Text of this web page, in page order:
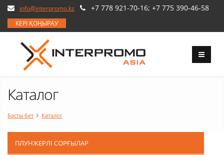
info@interpromo.kz +7 778 921-70-16; +7 775 390-46-58
КЕРІ ҚОҢЫРАУ
Каталог
Басты бет Каталог
ПЛУНЖЕРЛІ СОРҒЫЛАР